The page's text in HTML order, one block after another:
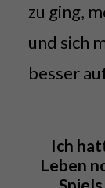
zu ging,
und sich
besser
Ich
Leben